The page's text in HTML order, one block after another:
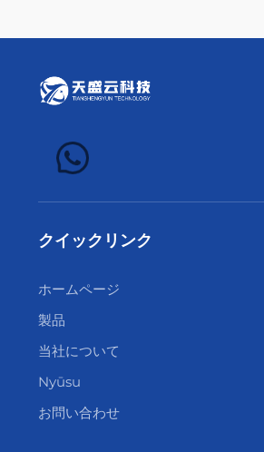
クイックリンク
ホームページ
製品
当社について
Nyūsu
お問い合わせ